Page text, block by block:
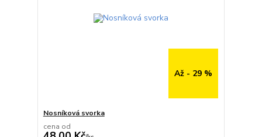
Až - 29 %
Nosníková svorka
cena od